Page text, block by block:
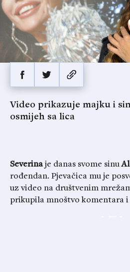
Video prikazuje majku i
osmijeh sa lica
Severinaje danas svome sinu
rođendan. Pjevačica mu je
uz video na društvenim
prikupila mnoštvo komentara i